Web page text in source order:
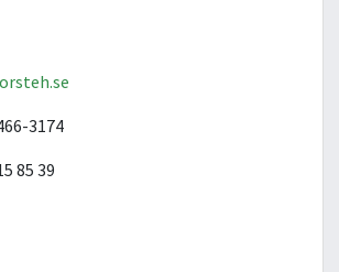
3174
85 39